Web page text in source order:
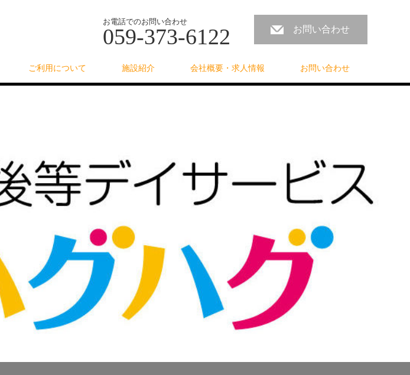
お電話でのお問い合わせ
059-373-6122 お問い合わせ
ご利用について 施設紹介 会社概要・求人情報 お問い合わせ